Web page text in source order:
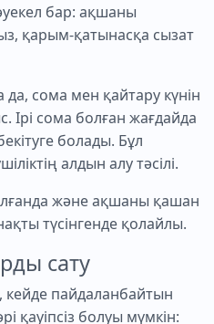
бар: ақшаны
қарым-қатынасқа сызат
сома мен қайтару күнін
Ірі сома болған жағдайда
болады. Бұл
алдын алу тәсілі.
және ақшаны қашан
түсінгенде қолайлы.
сату
пайдаланбайтын
қауіпсіз болуы мүмкін: